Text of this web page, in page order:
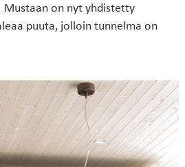
Mustaan on nyt yhdistetty
puuta, jolloin tunnelma on